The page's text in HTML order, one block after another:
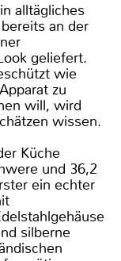
alltägliches
an der
geliefert.
wie
zu
will, wird
wissen.
Küche
und 36,2
ein echter
silberne